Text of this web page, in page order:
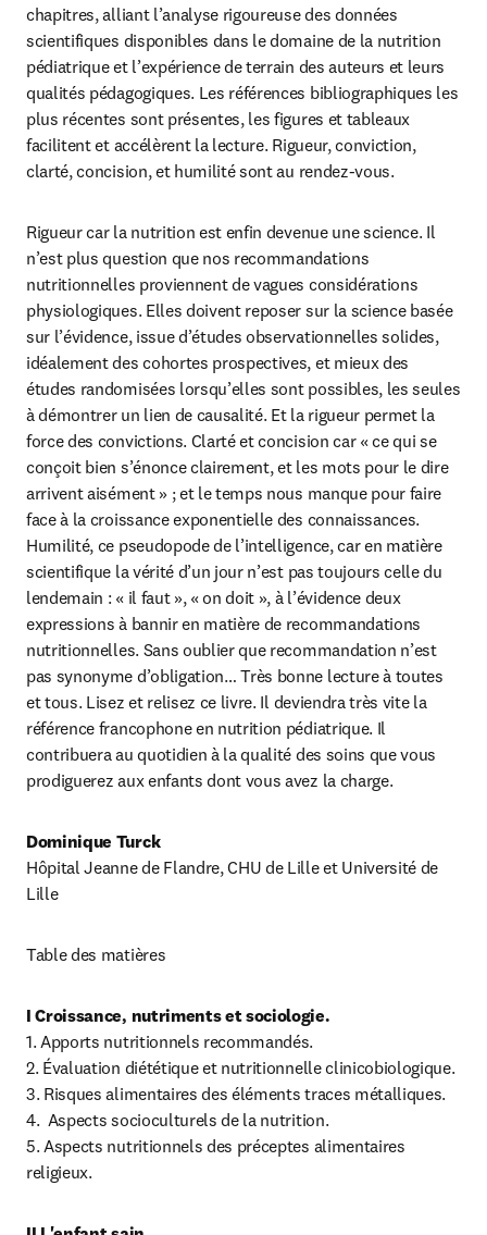
chapitres, alliant l’analyse rigoureuse des données
scientifiques disponibles dans le domaine de la nutrition
pédiatrique et l’expérience de terrain des auteurs et leurs
qualités pédagogiques. Les références bibliographiques les
plus récentes sont présentes, les figures et tableaux
facilitent et accélèrent la lecture. Rigueur, conviction,
clarté, concision, et humilité sont au rendez-vous.
Rigueur car la nutrition est enfin devenue une science. Il
n’est plus question que nos recommandations
nutritionnelles proviennent de vagues considérations
physiologiques. Elles doivent reposer sur la science basée
sur l’évidence, issue d’études observationnelles solides,
idéalement des cohortes prospectives, et mieux des
études randomisées lorsqu’elles sont possibles, les seules
à démontrer un lien de causalité. Et la rigueur permet la
force des convictions. Clarté et concision car « ce qui se
conçoit bien s’énonce clairement, et les mots pour le dire
arrivent aisément » ; et le temps nous manque pour faire
face à la croissance exponentielle des connaissances.
Humilité, ce pseudopode de l’intelligence, car en matière
scientifique la vérité d’un jour n’est pas toujours celle du
lendemain : « il faut », « on doit », à l’évidence deux
expressions à bannir en matière de recommandations
nutritionnelles. Sans oublier que recommandation n’est
pas synonyme d’obligation… Très bonne lecture à toutes
et tous. Lisez et relisez ce livre. Il deviendra très vite la
référence francophone en nutrition pédiatrique. Il
contribuera au quotidien à la qualité des soins que vous
prodiguerez aux enfants dont vous avez la charge.
Dominique Turck
Hôpital Jeanne de Flandre, CHU de Lille et Université de
Lille
Table des matières
1. Apports nutritionnels recommandés.
2. Évaluation diététique et nutritionnelle clinicobiologique.
3. Risques alimentaires des éléments traces métalliques.
4.  Aspects socioculturels de la nutrition.
5. Aspects nutritionnels des préceptes alimentaires
religieux.